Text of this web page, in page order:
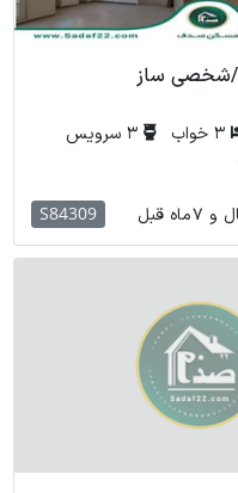
3 خواب
3 سرویس
S84309